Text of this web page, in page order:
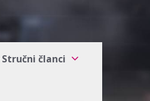
Stručni članci